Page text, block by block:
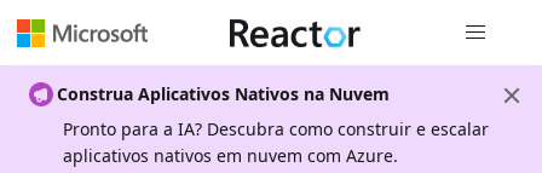
Construa Aplicativos Nativos na Nuvem
Pronto para a IA? Descubra como construir e escalar
aplicativos nativos em nuvem com Azure.